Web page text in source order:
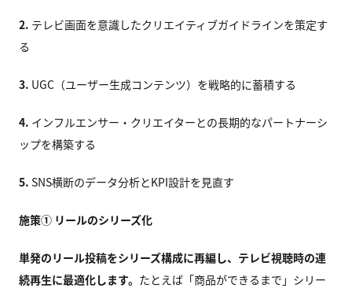
2. テレビ画面を意識したクリエイティブガイドラインを策定す
る
3. UGC（ユーザー生成コンテンツ）を戦略的に蓄積する
4. インフルエンサー・クリエイターとの長期的なパートナーシ
ップを構築する
5. SNS横断のデータ分析とKPI設計を見直す
施策① リールのシリーズ化
単発のリール投稿をシリーズ構成に再編し、テレビ視聴時の連
続再生に最適化します。 たとえば「商品ができるまで」シリー